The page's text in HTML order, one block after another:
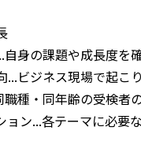
身の課題や成長度を
...ビジネス現場で起こ
種・同年齢の受検者
ョン...各テーマに必要